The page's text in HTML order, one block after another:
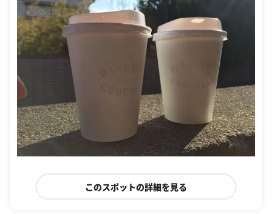
このスポットの詳細を見る